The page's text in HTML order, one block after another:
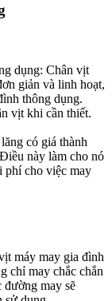
dụng: Chân vịt
giản và linh hoạt,
thông dụng.
vịt khi cần thiết.
có giá thành
này làm cho nó
phí cho việc may
máy may gia đình
chỉ may chắc chắn
đường may sẽ